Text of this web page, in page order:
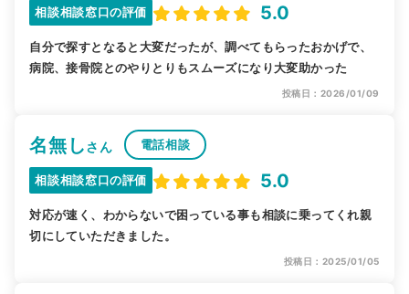
相談相談窓口の評価 5.0
自分で探すとなると大変だったが、調べてもらったおかげで、
病院、接骨院とのやりとりもスムーズになり大変助かった
投稿日：2026/01/09
名無しさん 電話相談
相談相談窓口の評価 5.0
対応が速く、わからないで困っている事も相談に乗ってくれ親
切にしていただきました。
投稿日：2025/01/05